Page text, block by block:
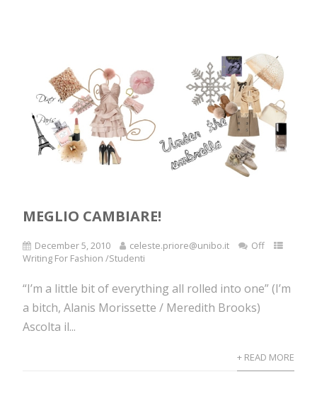
MEGLIO CAMBIARE!
December 5, 2010 celeste.priore@unibo.it
Off
Writing For Fashion /Studenti
“I’m a little bit of everything all rolled into one” (I’m
a bitch, Alanis Morissette / Meredith Brooks)
Ascolta il...
+ READ MORE